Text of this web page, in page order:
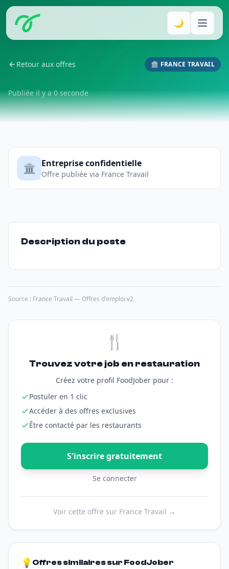
🌙
Retour aux offres 🏛️ FRANCE TRAVAIL
Publiée il y a 0 seconde
🏛️ Entreprise confidentielle
Offre publiée via France Travail
Description du poste
Source : France Travail — Offres d'emploi v2
🍴
Trouvez votre job en restauration
Créez votre profil FoodJober pour :
Postuler en 1 clic
Accéder à des offres exclusives
Être contacté par les restaurants
S'inscrire gratuitement
Se connecter
Voir cette offre sur France Travail →
💡 Offres similaires sur FoodJober